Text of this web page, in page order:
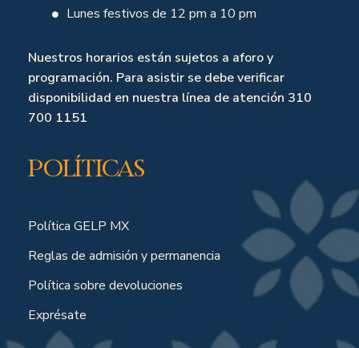
Lunes festivos de 12 pm a 10 pm
Nuestros horarios están sujetos a aforo y
programación. Para asistir se debe verificar
disponibilidad en nuestra línea de atención 310
700 1151
Políticas
Política GELP MX
Reglas de admisión y permanencia
Política sobre devoluciones
Exprésate